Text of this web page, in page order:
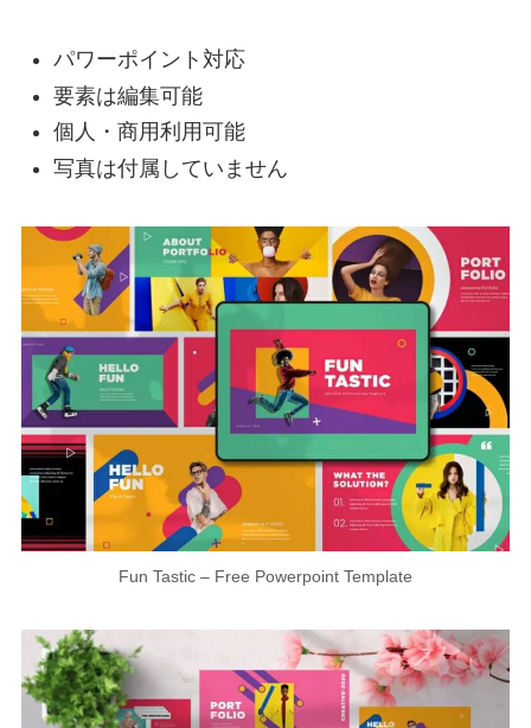
パワーポイント対応
要素は編集可能
個人・商用利用可能
写真は付属していません
Fun Tastic – Free Powerpoint Template